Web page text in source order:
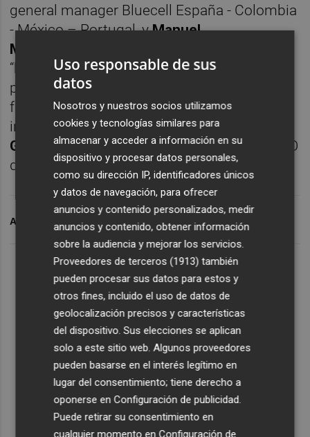
general manager Bluecell España - Colombia
- México – Portugal, yManuel
Morales,
“business angel” que “arroparán” los
proyectos ganadores y que también
formaron parte del jurado:Carlos Diez
inversor y fundador de Icon Group y
Garrido, cofundador de eShop Ventures, CEO
de Vitamina K y presidente de Seuoyas.
ARCHIVADO EN
Uso responsable de sus
datos
Nosotros y nuestros socios utilizamos
cookies y tecnologías similares para
almacenar y acceder a información en su
dispositivo y procesar datos personales,
como su dirección IP, identificadores únicos
y datos de navegación, para ofrecer
anuncios y contenido personalizados, medir
anuncios y contenido, obtener información
sobre la audiencia y mejorar los servicios.
Proveedores de terceros (1913) también
pueden procesar sus datos para estos y
otros fines, incluido el uso de datos de
geolocalización precisos y características
del dispositivo. Sus elecciones se aplican
solo a este sitio web. Algunos proveedores
pueden basarse en el interés legítimo en
lugar del consentimiento; tiene derecho a
oponerse enConfiguración de publicidad
Puede retirar su consentimiento en
cualquier momento enConfiguración de